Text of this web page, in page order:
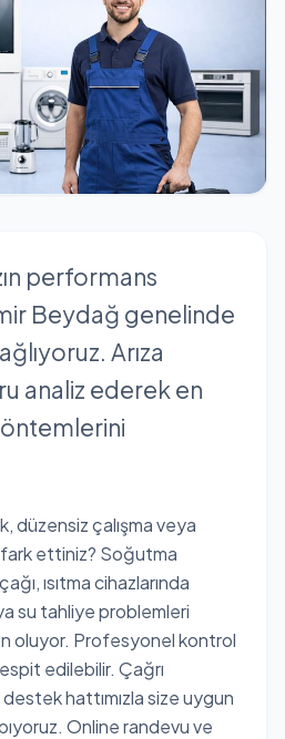
performans
Beydağ genelinde
Arıza
analiz ederek en
düzensiz çalışma veya
fark ettiniz? Soğutma
ısıtma cihazlarında
su tahliye problemleri
oluyor. Profesyonel kontrol
edilebilir. Çağrı
hattımızla size uygun
Online randevu ve